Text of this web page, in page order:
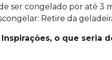
ser congelado por até 3
Retire da
o que seria